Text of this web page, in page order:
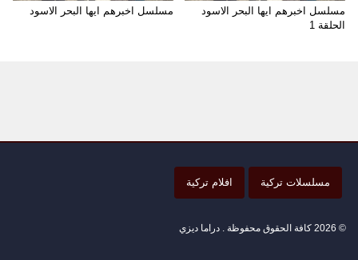
مسلسل اخبرهم ايها البحر الاسود
الحلقة 1
مسلسل اخبرهم ايها البحر الاسود
مسلسلات تركية افلام تركية
© 2026 كافة الحقوق محفوظة . دراما ديزي